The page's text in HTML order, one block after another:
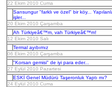
22 Ekim 2010 Cuma
Sarısungur "farklı ve özel" bir köy...
işler...
20 Ekim 2010 Çarşamba
Ah Türkiyeâ€™m, vah Türkiyeâ€™m!
12 Ekim 2010 Salı
Termal ayıbımız
06 Ekim 2010 Çarşamba
"Korsan gemisi" de iyi para eder...
27 Eylül 2010 Pazartesi
ESKİ Genel Müdürü Taşeronluk Yaptı mı?
24 Eylül 2010 Cuma